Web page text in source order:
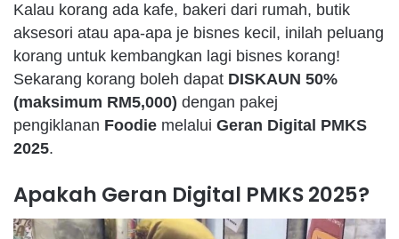
Kalau korang ada kafe, bakeri dari rumah, butik
aksesori atau apa-apa je bisnes kecil, inilah peluang
korang untuk kembangkan lagi bisnes korang!
Sekarang korang boleh dapat DISKAUN 50%
(maksimum RM5,000) dengan pakej
pengiklanan Foodie melalui Geran Digital PMKS
2025.
Apakah Geran Digital PMKS 2025?